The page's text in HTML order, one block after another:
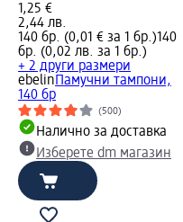
1,25 €
2,44 лв.
140 бр. (0,01 € за 1 бр.)140
бр. (0,02 лв. за 1 бр.)
+ 2 други размери
ebelin Памучни тампони,
140 бр
(500)
Налично за доставка
Изберете dm магазин